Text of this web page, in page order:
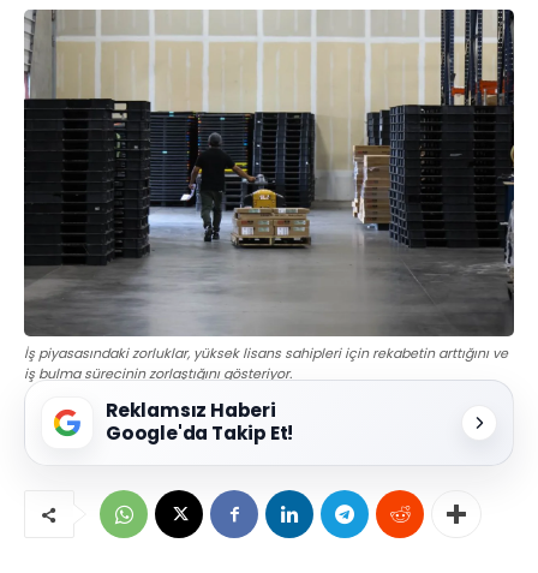
İş piyasasındaki zorluklar, yüksek lisans sahipleri için rekabetin arttığını ve
iş bulma sürecinin zorlaştığını gösteriyor.
Reklamsız Haberi
Google'da Takip Et!